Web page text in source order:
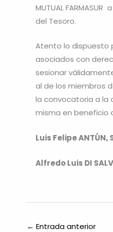
MUTUAL
del Tesoro.
Atento lo dispuesto
asociados con
sesionar
al de los miembros
la convocatoria a la
misma en beneficio
Luis Felipe
Alfredo Luis DI
← Entrada anterior